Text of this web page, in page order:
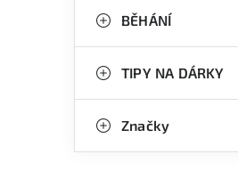
BĚHÁNÍ
TIPY NA DÁRKY
Značky